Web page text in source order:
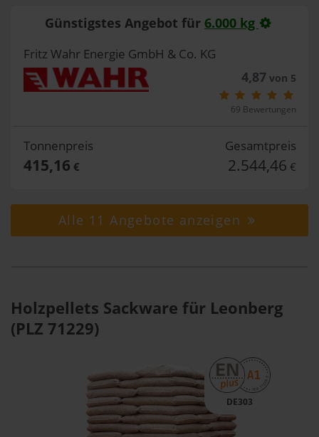
Günstigstes Angebot für 6.000 kg
Fritz Wahr Energie GmbH & Co. KG
4,87von 5
69 Bewertungen
Tonnenpreis
415,16 €
Gesamtpreis
2.544,46 €
Alle 11 Angebote anzeigen
Holzpellets Sackware für Leonberg
(PLZ 71229)
DE303